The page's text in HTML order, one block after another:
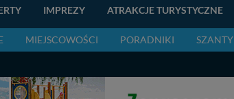
IMPREZY ATRAKCJE TURYSTYCZNE
MIEJSCOWOŚCI PORADNIKI SZANTY